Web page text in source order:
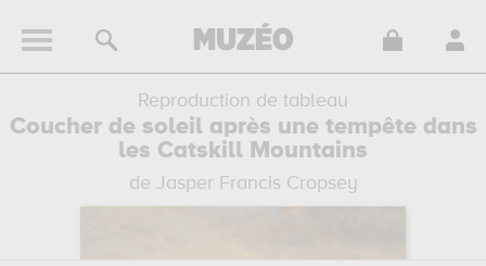
Reproduction de tableau
Coucher de soleil après une tempête dans
les Catskill Mountains
de Jasper Francis Cropsey